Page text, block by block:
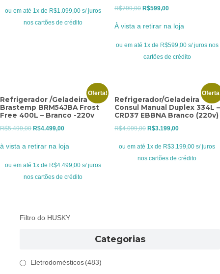
atual
ou em até 1x de R$1.099,00 s/ juros
nos cartões de crédito
R$799,00 O
era:
R$799,00.
R$599,00O
atual
é:
R$599,00.
À vista a retirar na loja
ou em até 1x de R$599,00 s/ juros nos
cartões de crédito
Oferta!
Refrigerador /Geladeira
Brastemp BRM54JBA Frost
Free 400L – Branco -220v
R$5.499,00 O
era:
R$5.499,00.
R$4.499,00O
atual
é:
R$4.499,00.
à vista a retirar na loja
ou em até 1x de R$4.499,00 s/ juros
nos cartões de crédito
Refrigerador/Geladeira
Consul Manual Duplex 334L –
CRD37 EBBNA Branco (220v)
R$4.099,00 O
R$3.199,00O
atual
ou em até 1x de R$3.199,00 s/ juros
nos cartões de crédito
Filtro do HUSKY
Categorias
Eletrodomésticos (483)